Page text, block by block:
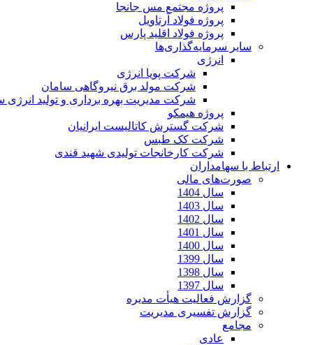
پروژه مجتمع مس جانجا
پروژه فولاد آرتاویل
پروژه فولاد اقلید پارس
سایر سرمایه‌گذاری‌ها
انرژی
شرکت پویا انرژی
شرکت مولد برق نیروگاهی سامان
شرکت مدیریت بهره برداری و تولید انرژی
پروژه هیمکو
شرکت گسترش کاتالیست ایرانیان
شرکت کک طبس
شرکت کارخانجات تولیدی شهید قندی
ارتباط با سهامداران
صورت‌های مالی
سال 1404
سال 1403
سال 1402
سال 1401
سال 1400
سال 1399
سال 1398
سال 1397
گزارش فعالیت هیأت مدیره
گزارش تفسیری مدیریت
مجامع
عادی